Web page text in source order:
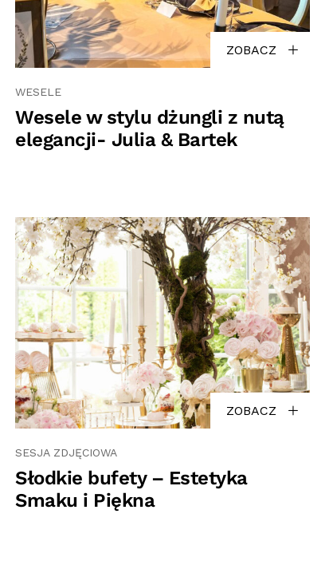
ZOBACZ
WESELE
Wesele w stylu dżungli z nutą
elegancji- Julia & Bartek
ZOBACZ
SESJA ZDJĘCIOWA
Słodkie bufety – Estetyka
Smaku i Piękna